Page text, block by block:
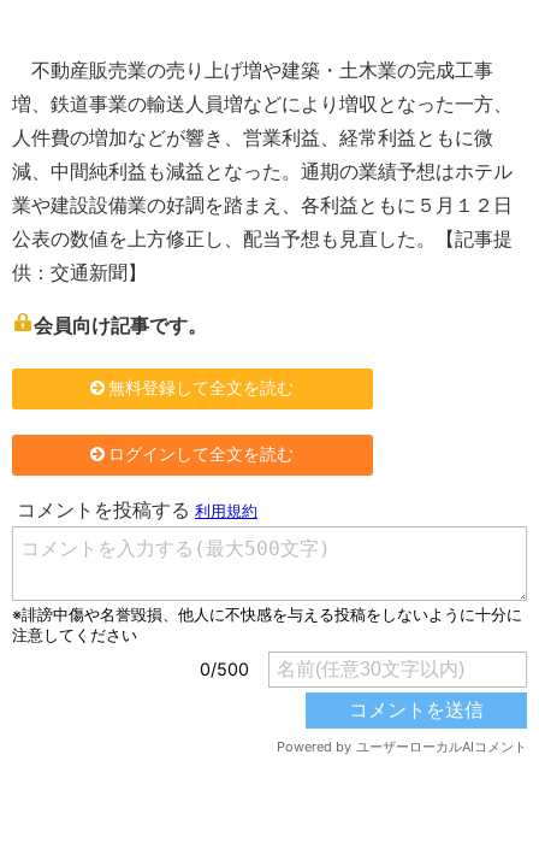
不動産販売業の売り上げ増や建築・土木業の完成工事
増、鉄道事業の輸送人員増などにより増収となった一方、
人件費の増加などが響き、営業利益、経常利益ともに微
減、中間純利益も減益となった。通期の業績予想はホテル
業や建設設備業の好調を踏まえ、各利益ともに５月１２日
公表の数値を上方修正し、配当予想も見直した。【記事提
供：交通新聞】
会員向け記事です。
無料登録して全文を読む
ログインして全文を読む